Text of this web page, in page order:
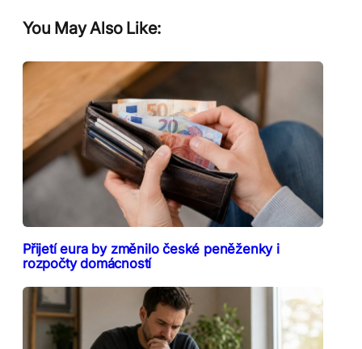
You May Also Like:
Přijetí eura by změnilo české peněženky i
rozpočty domácností